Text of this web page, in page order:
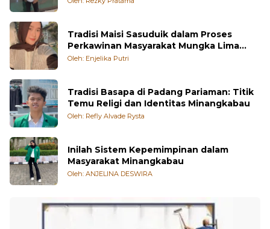
Tradisi Maisi Sasuduik dalam Proses
Perkawinan Masyarakat Mungka Lima
Puluh Kota
Oleh: Enjelika Putri
Tradisi Basapa di Padang Pariaman: Titik
Temu Religi dan Identitas Minangkabau
Oleh: Refly Alvade Rysta
Inilah Sistem Kepemimpinan dalam
Masyarakat Minangkabau
Oleh: ANJELINA DESWIRA